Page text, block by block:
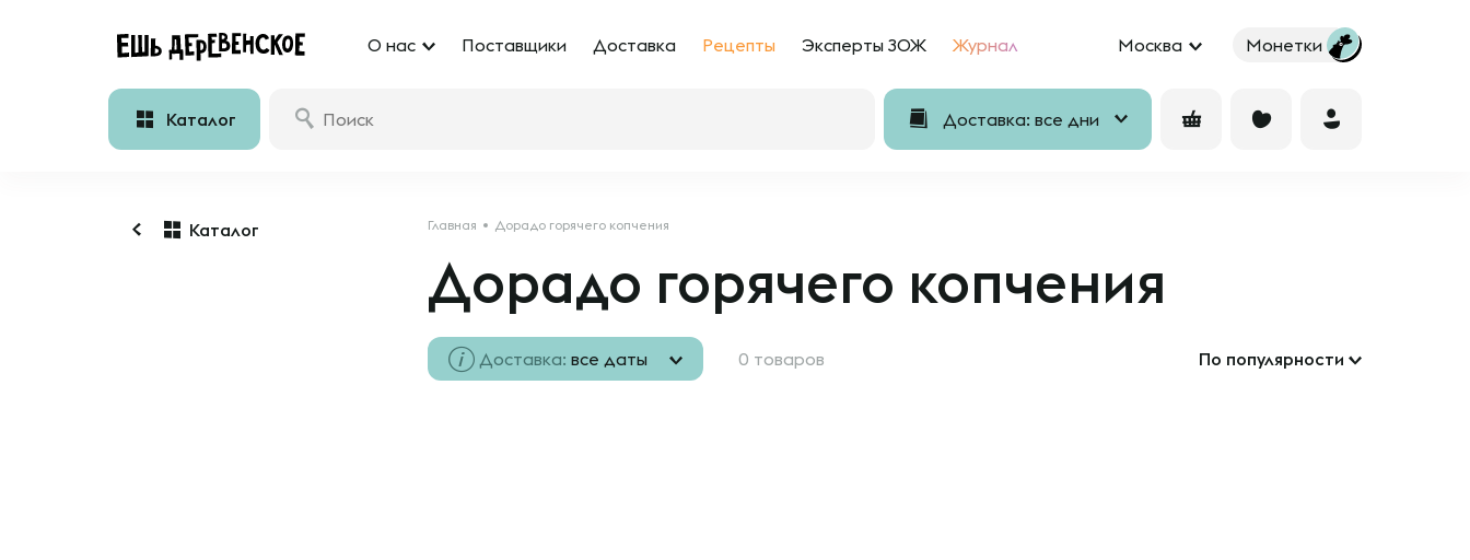
О нас Поставщики Доставка Рецепты Эксперты ЗОЖ Журнал Москва Монетки
Каталог Доставка: все дни
Каталог Главная Дорадо горячего копчения
Дорадо горячего копчения
Доставка: все даты 0 товаров По популярности